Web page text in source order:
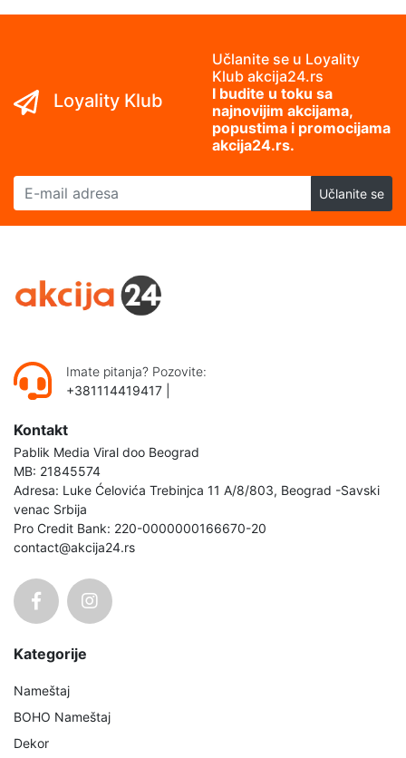
Loyality Klub
Učlanite se u Loyality
Klub akcija24.rs
I budite u toku sa
najnovijim akcijama,
popustima i promocijama
akcija24.rs.
E-mail adresa
Učlanite se
Imate pitanja? Pozovite:
+381114419417
Kontakt
Pablik Media Viral doo Beograd
MB: 21845574
Adresa: Luke Ćelovića Trebinjca 11 A/8/803, Beograd -Savski
venac Srbija
Pro Credit Bank: 220-0000000166670-20
contact@akcija24.rs
Kategorije
Nameštaj
BOHO Nameštaj
Dekor